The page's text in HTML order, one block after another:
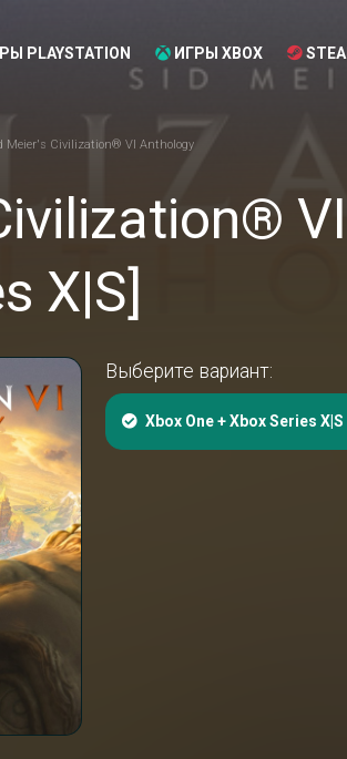
PLAYSTATION ИГРЫ XBOX
Meier's Civilization® VI Anthology
X|S]
Выберите вариант:
Xbox One + Xbox Series X|S